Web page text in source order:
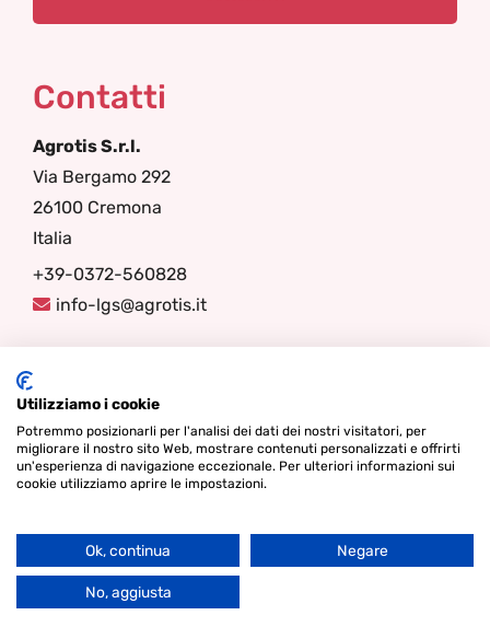
Contatti
Agrotis S.r.l.
Via Bergamo 292
26100 Cremona
Italia
+39-0372-560828
info-lgs@agrotis.it
Seguici
© Diritto d'autore 2026 - Lamper Design Waddinxveen |
& Condizioni
Utilizziamo i cookie
Potremmo posizionarli per l'analisi dei dati dei nostri visitatori, per
migliorare il nostro sito Web, mostrare contenuti personalizzati e offrirti
un'esperienza di navigazione eccezionale. Per ulteriori informazioni sui
cookie utilizziamo aprire le impostazioni.
Ok, continua Negare
No, aggiusta